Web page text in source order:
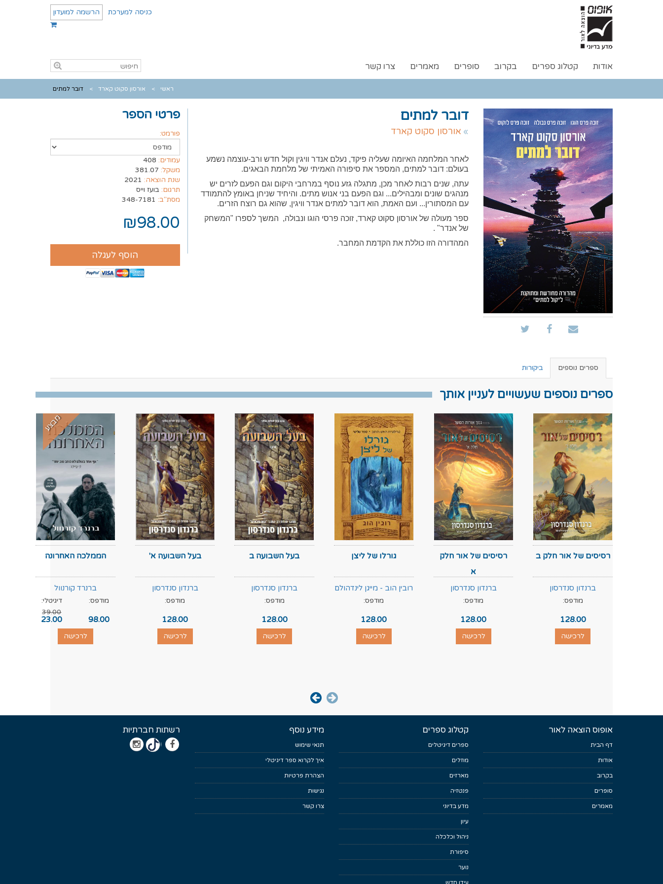
כניסה למערכת הרשמה למועדון
אודות קטלוג ספרים בקרוב סופרים מאמרים צרו קשר
ראשי אורסון סקוט קארד דובר למתים
דובר למתים
אורסון סקוט קארד
לאחר המלחמה האיומה שעליה פיקד, נעלם אנדר וויגין וקול חדש ורב-עוצמה נשמע
בעולם: דובר למתים, המספר את סיפורה האמיתי של מלחמת הבאגים.
עתה, שנים רבות לאחר מכן, מתגלה גזע נוסף במרחבי היקום וגם הפעם לזרים יש
מנהגים שונים ומבהילים... וגם הפעם בני אנוש מתים. והיחיד שניחן באומץ להתמודד
עם המסתורין... ועם האמת, הוא דובר למתים אנדר וויגין, שהוא גם רוצח הזרים.
ספר מעולה של אורסון סקוט קארד, זוכה פרסי הוגו ונבולה, המשך לספרו "המשחק
של אנדר" .
המהדורה הזו כוללת את הקדמת המחבר.
פרטי הספר
פורמט:
עמודים: 408
משקל: 381.07
שנת הוצאה: 2021
תרגום:בועז וייס
מסת"ב: 348-7181
₪98.00
הוסף לעגלה
ספרים נוספים ביקורות
ספרים נוספים שעשויים לעניין אותך
רסיסים של אור חלק ב
ברנדון סנדרסון
מודפס:
128.00
לרכישה
רסיסים של אור חלק
א
ברנדון סנדרסון
מודפס:
128.00
לרכישה
גורלו של ליצן
רובין הוב - מייגן לינדהולם
מודפס:
128.00
לרכישה
בעל השבועה ב
ברנדון סנדרסון
מודפס:
128.00
לרכישה
בעל השבועה א'
ברנדון סנדרסון
מודפס:
128.00
לרכישה
מבצע
הממלכה האחרונה
ברנרד קורנוול
מודפס:
98.00
דיגיטלי:
39.00
23.00
לרכישה
אופוס הוצאה לאור
דף הבית
אודות
בקרוב
סופרים
מאמרים
קטלוג ספרים
ספרים דיגיטלים
מוזלים
מארזים
פנטזיה
מדע בדיוני
עיון
ניהול וכלכלה
סיפורת
נוער
עידן חדש
מידע נוסף
תנאי שימוש
איך לקרוא ספר דיגיטלי
הצהרת פרטיות
נגישות
צרו קשר
רשתות חברתיות